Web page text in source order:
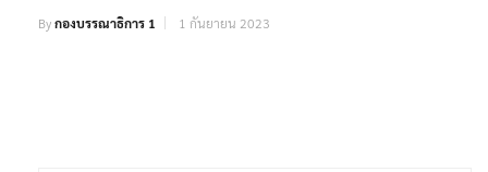
Byกองบรรณาธิการ 1 1 กันยายน 2023